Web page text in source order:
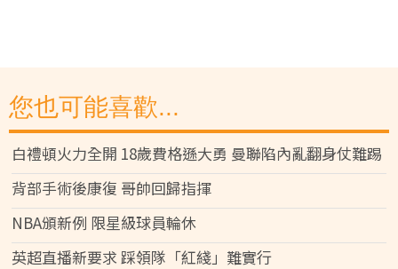
您也可能喜歡...
白禮頓火力全開 18歲費格遜大勇 曼聯陷內亂翻身仗難踢
背部手術後康復 哥帥回歸指揮
NBA頒新例 限星級球員輪休
英超直播新要求 踩領隊「紅綫」難實行